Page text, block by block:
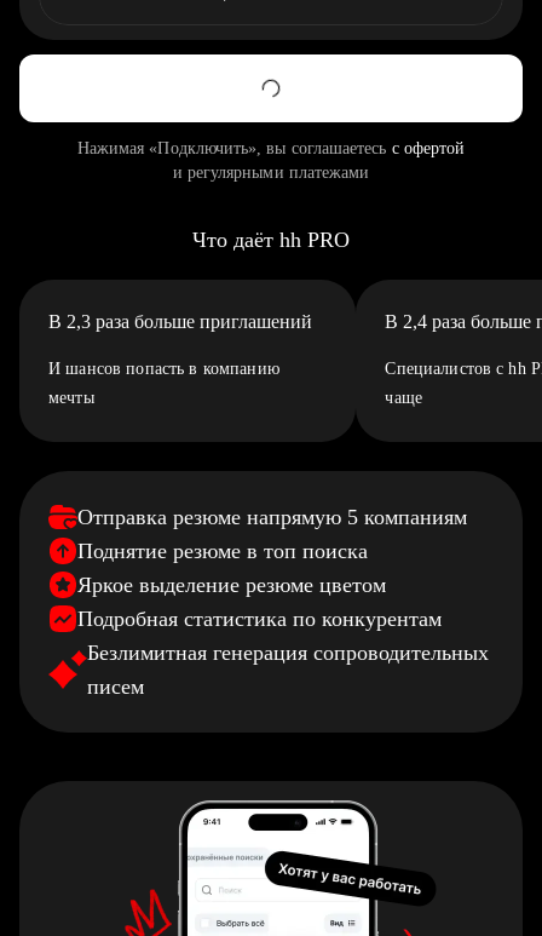
Нажимая «Подключить», вы соглашаетесь с офертой
и регулярными платежами
Что даёт hh PRO
В 2,3 раза больше приглашений
И шансов попасть в компанию
мечты
В 2,4 раза больше
Специалистов с hh
чаще
Отправка резюме напрямую 5 компаниям
Поднятие резюме в топ поиска
Яркое выделение резюме цветом
Подробная статистика по конкурентам
Безлимитная генерация сопроводительных
писем